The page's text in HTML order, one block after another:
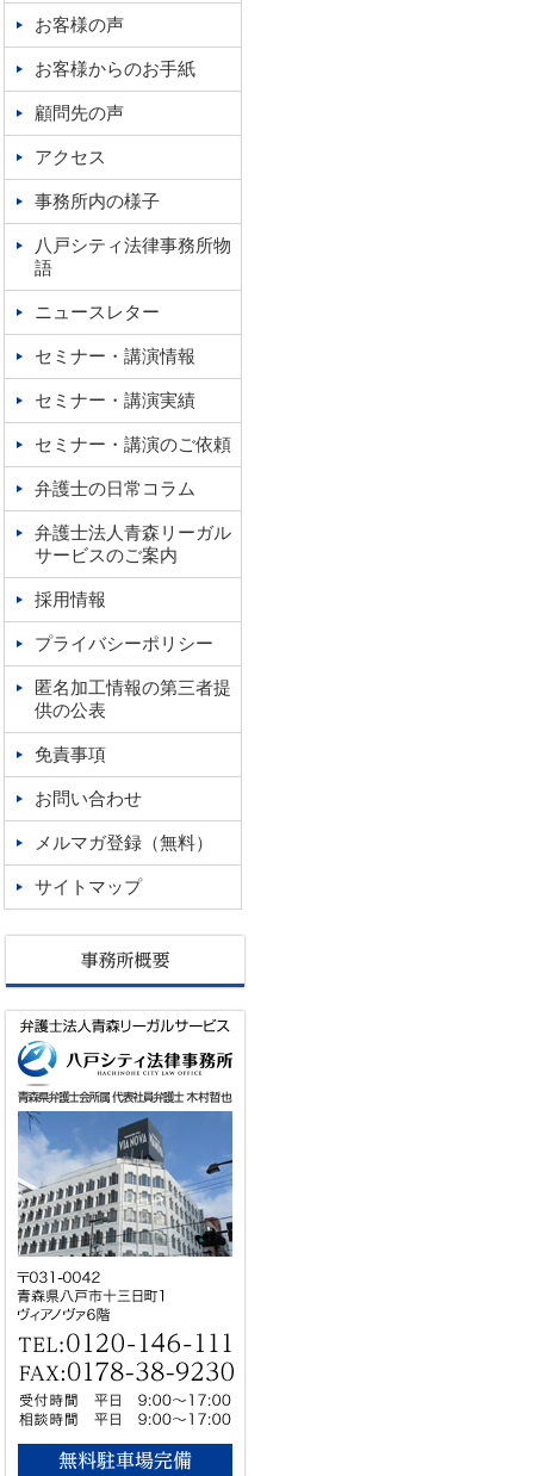
お客様の声
お客様からのお手紙
顧問先の声
アクセス
事務所内の様子
八戸シティ法律事務所物
語
ニュースレター
セミナー・講演情報
セミナー・講演実績
セミナー・講演のご依頼
弁護士の日常コラム
弁護士法人青森リーガル
サービスのご案内
採用情報
プライバシーポリシー
匿名加工情報の第三者提
供の公表
免責事項
お問い合わせ
メルマガ登録（無料）
サイトマップ